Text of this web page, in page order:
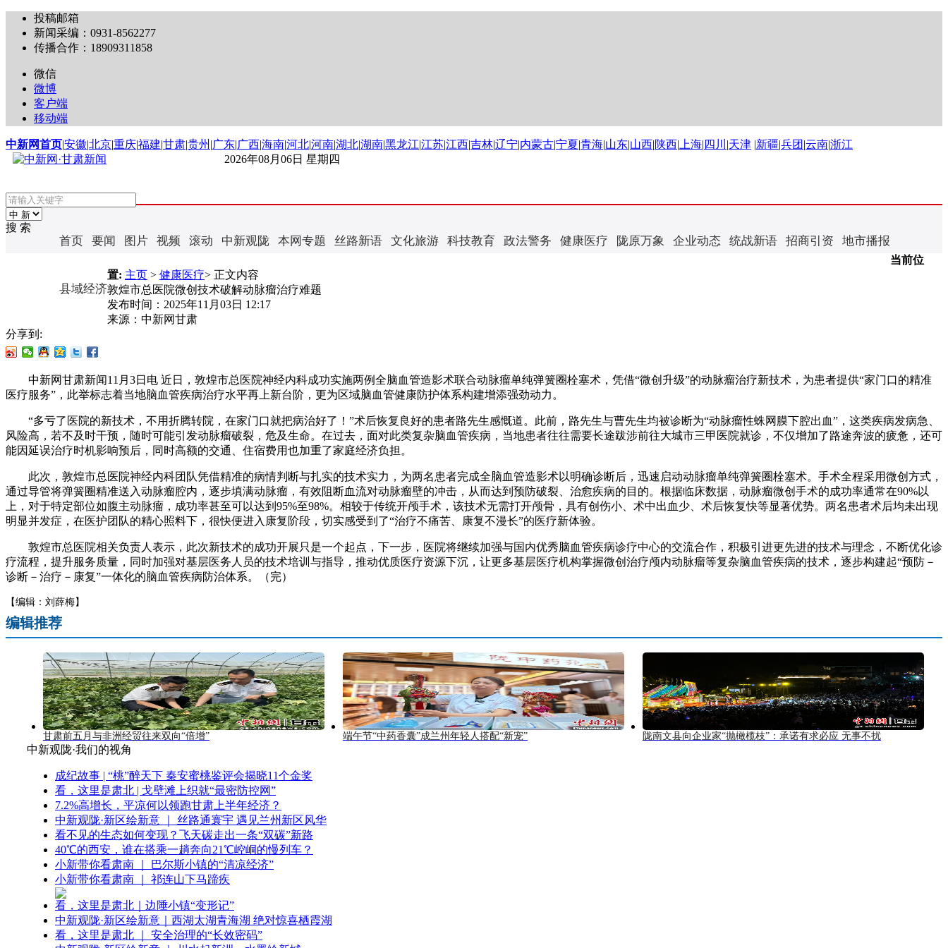
投稿邮箱
新闻采编：0931-8562277
传播合作：18909311858
微信
微博
客户端
移动端
中新网首页|安徽|北京|重庆|福建|甘肃|贵州 |广东|广西|海南|河北|河南|湖北|湖南|黑龙江|江苏|江西|吉林|辽宁|内蒙古|宁夏|青海|山东|山西|陕西| 上海| 四川 |天津 |新疆|兵团 |云南|浙江
2026年08月06日 星期四
搜 索
首页 要闻 图片 视频 滚动 中新观陇 本网专题 丝路新语 文化旅游 科技教育 政法警务 健康医疗 陇原万象 企业动态 统战新语 招商引资 地市播报
县域经济
当前位
置: 主页 > 健康医疗> 正文内容
敦煌市总医院微创技术破解动脉瘤治疗难题
发布时间： 2025年11月03日 12:17
来源： 中新网甘肃
分享到:
中新网甘肃新闻11月3日电 近日，敦煌市总医院神经内科成功实施两例全脑血管造影术联合动脉瘤单纯弹簧圈栓塞术，凭借“微创升级”的动脉瘤治疗新技术，为患者提供“家门口的精准
医疗服务”，此举标志着当地脑血管疾病治疗水平再上新台阶，更为区域脑血管健康防护体系构建增添强劲动力。
“多亏了医院的新技术，不用折腾转院，在家门口就把病治好了！”术后恢复良好的患者路先生感慨道。此前，路先生与曹先生均被诊断为“动脉瘤性蛛网膜下腔出血”，这类疾病发病急、
风险高，若不及时干预，随时可能引发动脉瘤破裂，危及生命。在过去，面对此类复杂脑血管疾病，当地患者往往需要长途跋涉前往大城市三甲医院就诊，不仅增加了路途奔波的疲惫，还可
能因延误治疗时机影响预后，同时高额的交通、住宿费用也加重了家庭经济负担。
此次，敦煌市总医院神经内科团队凭借精准的病情判断与扎实的技术实力，为两名患者完成全脑血管造影术以明确诊断后，迅速启动动脉瘤单纯弹簧圈栓塞术。手术全程采用微创方式，
通过导管将弹簧圈精准送入动脉瘤腔内，逐步填满动脉瘤，有效阻断血流对动脉瘤壁的冲击，从而达到预防破裂、治愈疾病的目的。根据临床数据，动脉瘤微创手术的成功率通常在90%以
上，对于特定部位如腹主动脉瘤，成功率甚至可以达到95%至98%。相较于传统开颅手术，该技术无需打开颅骨，具有创伤小、术中出血少、术后恢复快等显著优势。两名患者术后均未出现
明显并发症，在医护团队的精心照料下，很快便进入康复阶段，切实感受到了“治疗不痛苦、康复不漫长”的医疗新体验。
敦煌市总医院相关负责人表示，此次新技术的成功开展只是一个起点，下一步，医院将继续加强与国内优秀脑血管疾病诊疗中心的交流合作，积极引进更先进的技术与理念，不断优化诊
疗流程，提升服务质量，同时加强对基层医务人员的技术培训与指导，推动优质医疗资源下沉，让更多基层医疗机构掌握微创治疗颅内动脉瘤等复杂脑血管疾病的技术，逐步构建起“预防－
诊断－治疗－康复”一体化的脑血管疾病防治体系。（完）
【编辑：刘薛梅】
编辑推荐
甘肃前五月与非洲经贸往来双向“倍增” 端午节“中药香囊”成兰州年轻人搭配“新宠” 陇南文县向企业家“抛橄榄枝”：承诺有求必应 无事不扰
中新观陇·我们的视角
成纪故事 | “桃”醉天下 秦安蜜桃鉴评会揭晓11个金奖
看，这里是肃北 | 戈壁滩上织就“最密防控网”
7.2%高增长，平凉何以领跑甘肃上半年经济？
中新观陇·新区绘新意 ｜ 丝路通寰宇 遇见兰州新区风华
看不见的生态如何变现？飞天碳走出一条“双碳”新路
40℃的西安，谁在搭乘一趟奔向21℃崆峒的慢列车？
小新带你看肃南 ｜ 巴尔斯小镇的“清凉经济”
小新带你看肃南 ｜ 祁连山下马蹄疾
看，这里是肃北｜边陲小镇“变形记”
中新观陇·新区绘新意｜西湖太湖青海湖 绝对惊喜栖霞湖
看，这里是肃北 ｜ 安全治理的“长效密码”